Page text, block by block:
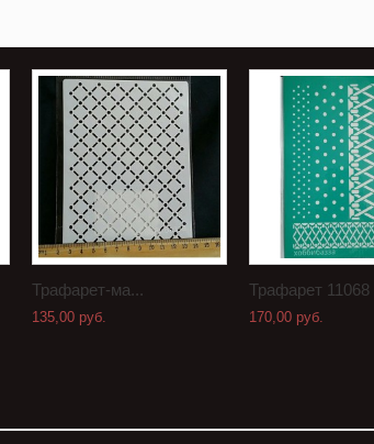
Трафарет-ма...
135,00 руб.
Трафарет 11068
170,00 руб.